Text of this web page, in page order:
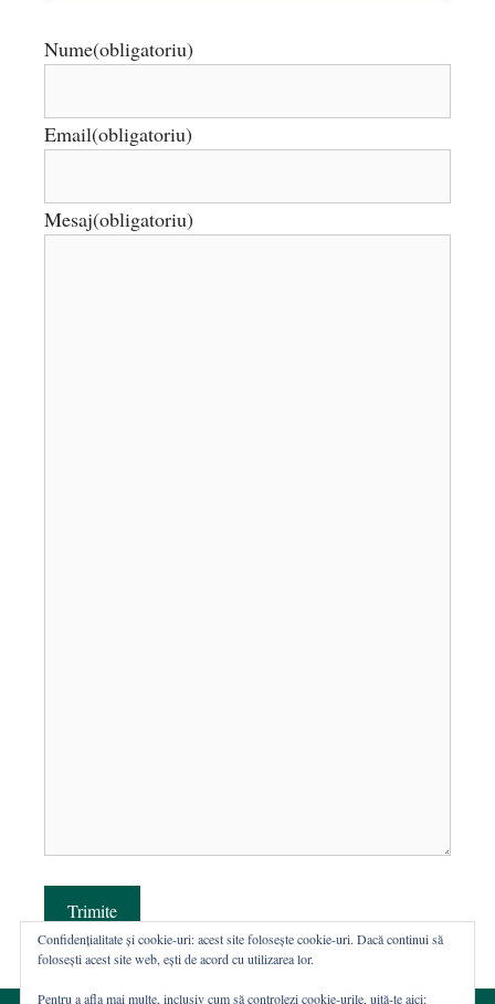
Nume(obligatoriu)
Email(obligatoriu)
Mesaj(obligatoriu)
Trimite
Confidențialitate și cookie-uri: acest site folosește cookie-uri. Dacă continui să
folosești acest site web, ești de acord cu utilizarea lor.
Pentru a afla mai multe, inclusiv cum să controlezi cookie-urile, uită-te aici: